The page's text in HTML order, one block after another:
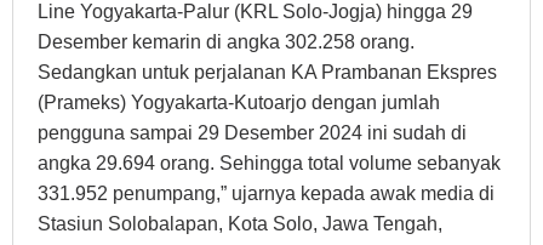
Line Yogyakarta-Palur (KRL Solo-Jogja) hingga 29
Desember kemarin di angka 302.258 orang.
Sedangkan untuk perjalanan KA Prambanan Ekspres
(Prameks) Yogyakarta-Kutoarjo dengan jumlah
pengguna sampai 29 Desember 2024 ini sudah di
angka 29.694 orang. Sehingga total volume sebanyak
331.952 penumpang,” ujarnya kepada awak media di
Stasiun Solobalapan, Kota Solo, Jawa Tengah,